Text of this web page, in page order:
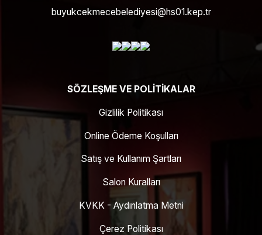
buyukcekmecebelediyesi@hs01.kep.tr
SÖZLEŞME VE POLITIKALAR
Gizlilik Politikası
Online Ödeme Koşulları
Satış ve Kullanım Şartları
Salon Kuralları
KVKK - Aydınlatma Metni
Çerez Politikası